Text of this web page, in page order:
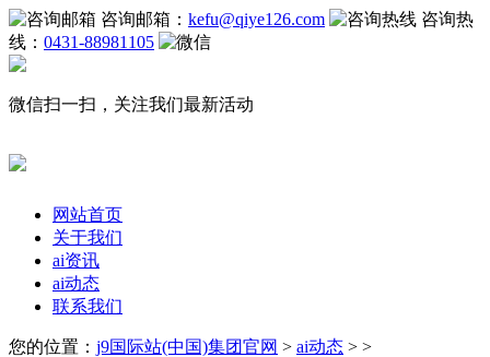
咨询邮箱： kefu@qiye126.com
咨询热
线： 0431-88981105
微信扫一扫，关注我们最新活动
网站首页
关于我们
ai资讯
ai动态
联系我们
您的位置： j9国际站(中国)集团官网 > ai动态 > >